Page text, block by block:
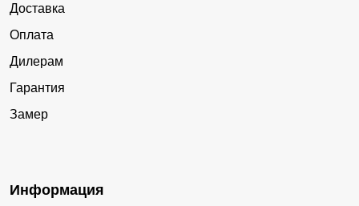
Доставка
Оплата
Дилерам
Гарантия
Замер
Информация